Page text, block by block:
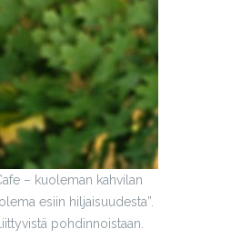
– kuoleman kahvilan
esiin hiljaisuudesta”.
pohdinnoistaan.